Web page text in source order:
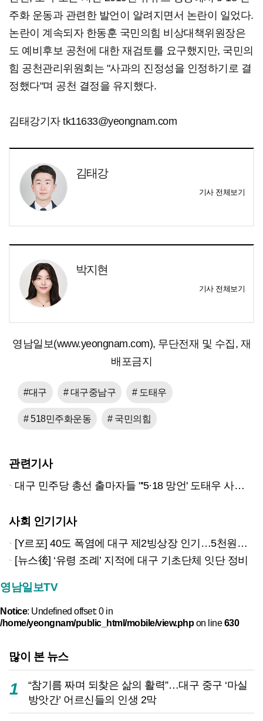
주화 운동과 관련한 발언이 알려지면서 논란이 일었다.
논란이 계속되자 한동훈 국민의힘 비상대책위원장은
도 예비후보 공천에 대한 재검토를 요구했지만, 국민의
힘 공천관리위원회는 "사과의 진정성을 인정하기로 결
정했다"며 공천 결정을 유지했다.
김태강기자 tk11633@yeongnam.com
김태강
기사 전체보기
박지현
기사 전체보기
영남일보(www.yeongnam.com), 무단전재 및 수집, 재
배포금지
#대구 # 대구중남구 # 도태우
# 518민주화운동 # 국민의힘
관련기사
대구 민주당 총선 출마자들 "'5·18 망언' 도태우 사퇴하라"
사회 인기기사
[Y르포] 40도 폭염에 대구 제2빙상장 인기…5천원으로 즐기는 ‘피서’
[뉴스後] ‘유령 조례’ 지적에 대구 기초단체 잇단 정비
영남일보TV
Notice: Undefined offset: 0 in
/home/yeongnam/public_html/mobile/view.phpon line630
많이 본 뉴스
1
“참기름 짜며 되찾은 삶의 활력”…대구 중구 ‘마실
방앗간’ 어르신들의 인생 2막